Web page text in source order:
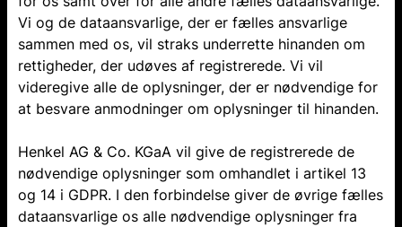
Vi og de dataansvarlige, der er fælles ansvarlige
sammen med os, vil straks underrette hinanden om
rettigheder, der udøves af registrerede. Vi vil
videregive alle de oplysninger, der er nødvendige for
at besvare anmodninger om oplysninger til hinanden.
Henkel AG & Co. KGaA vil give de registrerede de
nødvendige oplysninger som omhandlet i artikel 13
og 14 i GDPR. I den forbindelse giver de øvrige fælles
dataansvarlige os alle nødvendige oplysninger fra